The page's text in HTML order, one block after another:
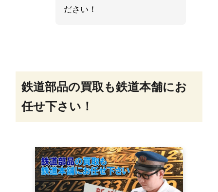
ださい！
鉄道部品の買取も鉄道本舗にお
任せ下さい！